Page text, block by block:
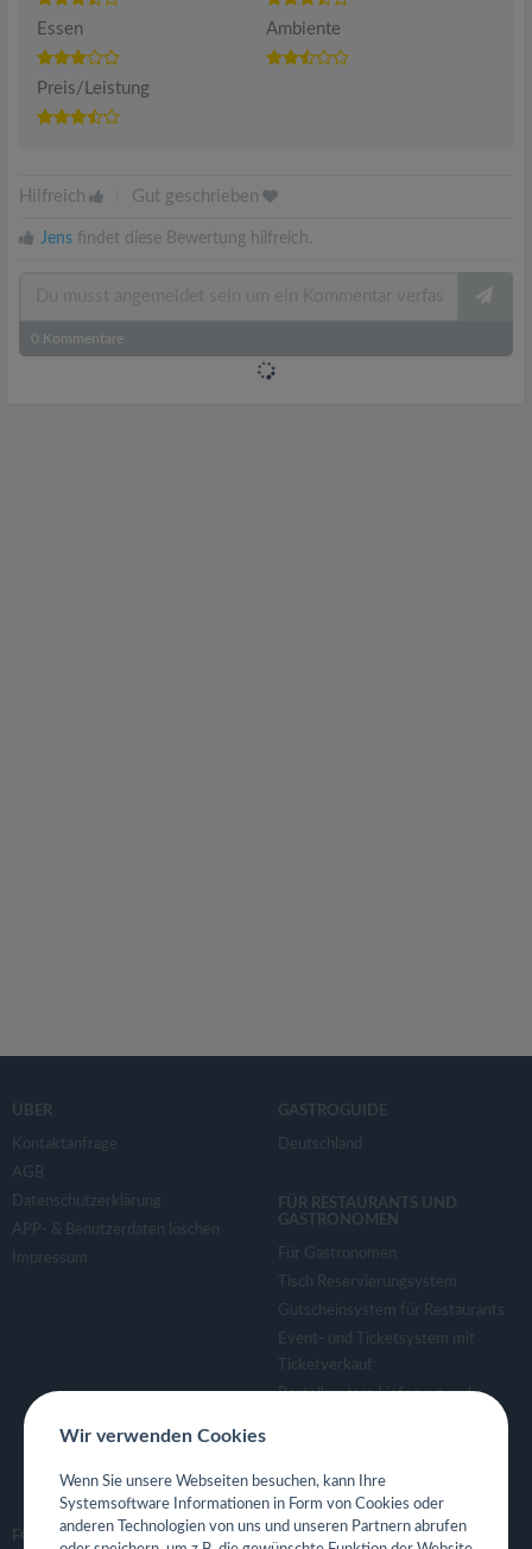
Essen Ambiente
Preis/Leistung
Hilfreich Gut geschrieben
Jens findet diese Bewertung hilfreich.
0 Kommentare
ÜBER
Kontaktanfrage
AGB
Datenschutzerklärung
APP- & Benutzerdaten löschen
Impressum
GASTROGUIDE
Deutschland
FÜR RESTAURANTS UND
GASTRONOMEN
Für Gastronomen
Tisch Reservierungsystem
Gutscheinsystem für Restaurants
Event- und Ticketsystem mit
Ticketverkauf
Bestellsystem Lieferung und
Eigene App für Restaurant
FOLGE UNS
Wir verwenden Cookies
Wenn Sie unsere Webseiten besuchen, kann Ihre
Systemsoftware Informationen in Form von Cookies oder
anderen Technologien von uns und unseren Partnern abrufen